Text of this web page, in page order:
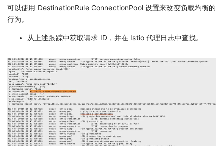
可以使用 DestinationRule ConnectionPool 设置来改变负载均衡的
行为。
从上述跟踪中获取请求 ID，并在 Istio 代理日志中查找。